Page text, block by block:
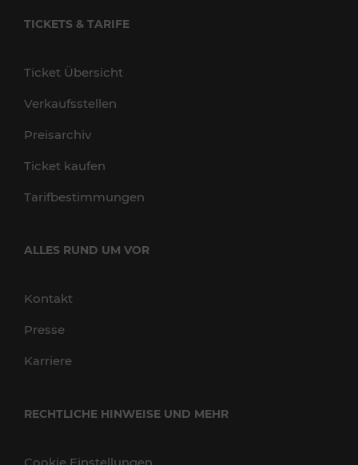
TICKETS & TARIFE
Ticket Übersicht
Verkaufsstellen
Preisarchiv
Ticket kaufen
Tarifbestimmungen
ALLES RUND UM VOR
Kontakt
Presse
Karriere
RECHTLICHE HINWEISE UND MEHR